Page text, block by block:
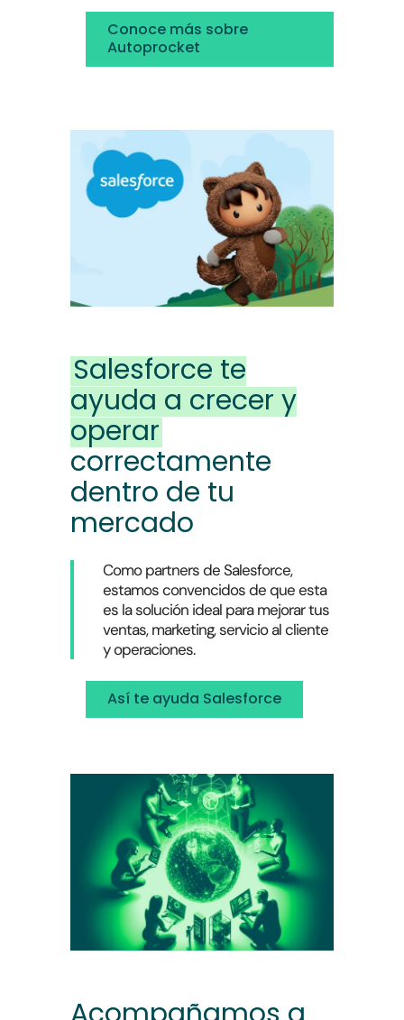
Conoce más sobre
Autoprocket
Salesforce te
ayuda a crecer y
operar
correctamente
dentro de tu
mercado
Como partners de Salesforce,
estamos convencidos de que esta
es la solución ideal para mejorar tus
ventas, marketing, servicio al cliente
y operaciones.
Así te ayuda Salesforce